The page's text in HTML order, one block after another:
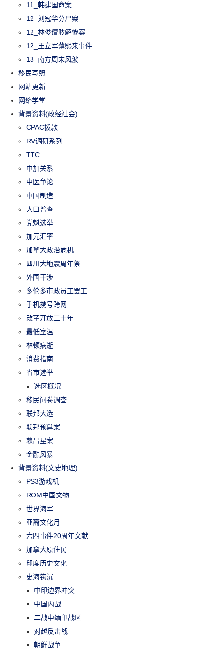
11_韩建国命案
12_刘冠华分尸案
12_林俊遭肢解惨案
12_王立军薄熙来事件
13_南方周末风波
移民写照
网站更新
网络学堂
背景资料(政经社会)
CPAC拨款
RV调研系列
TTC
中加关系
中医争论
中国制造
人口普查
党魁选举
加元汇率
加拿大政治危机
四川大地震周年祭
外国干涉
多伦多市政员工罢工
手机携号跨网
改革开放三十年
最低室温
林顿病逝
消费指南
省市选举
选区概况
移民问卷调查
联邦大选
联邦预算案
赖昌星案
金融风暴
背景资料(文史地理)
PS3游戏机
ROM中国文物
世界海军
亚裔文化月
六四事件20周年文献
加拿大原住民
印度历史文化
史海钩沉
中印边界冲突
中国内战
二战中缅印战区
对越反击战
朝鲜战争